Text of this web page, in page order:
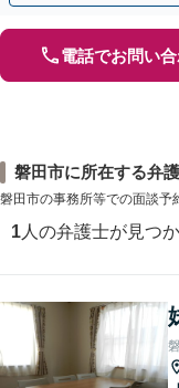
電話でお問い
磐田市に所在する弁
磐田市の事務所等での面談予
1 人の弁護士が見つ